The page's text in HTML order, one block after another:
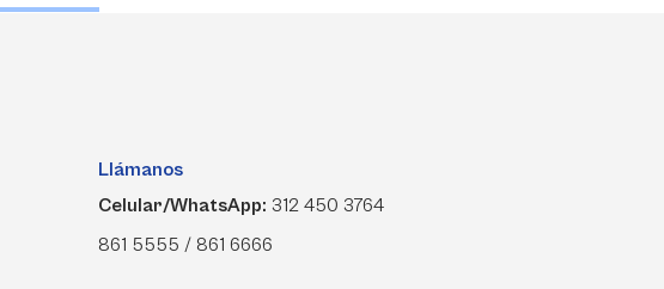
Llámanos
Celular/WhatsApp: 312 450 3764
861 5555 / 861 6666